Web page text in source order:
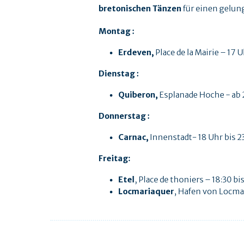
bretonischen Tänzen für einen
Montag :
Erdeven, Place de la Mairie – 17
Dienstag :
Quiberon, Esplanade Hoche -
Donnerstag :
Carnac, Innenstadt- 18 Uhr bis
Freitag:
Etel, Place de thoniers – 18:30
Locmariaquer, Hafen von